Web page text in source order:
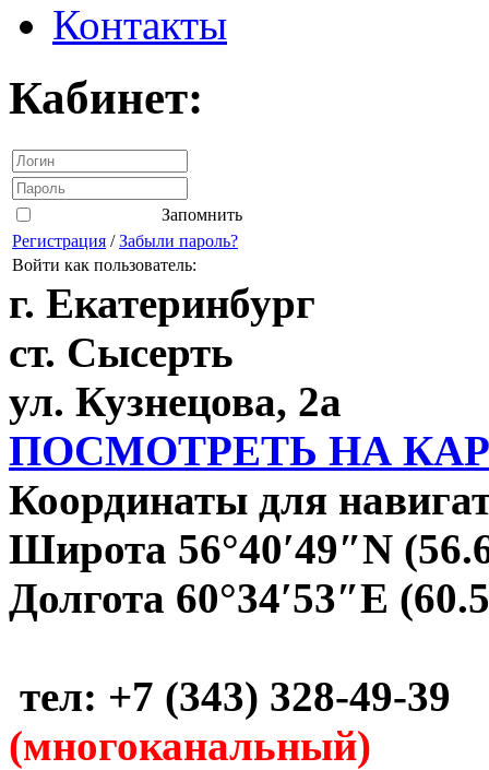
Контакты
Кабинет:
Запомнить
Регистрация /Забыли пароль?
Войти как пользователь:
г. Екатеринбург
ст. Сысерть
ул. Кузнецова, 2а
ПОСМОТРЕТЬ НА
Координаты для
Широта 56°40′49″N
Долгота 60°34′53″E
тел: +7 (343) 328-49-39
(многоканальный)